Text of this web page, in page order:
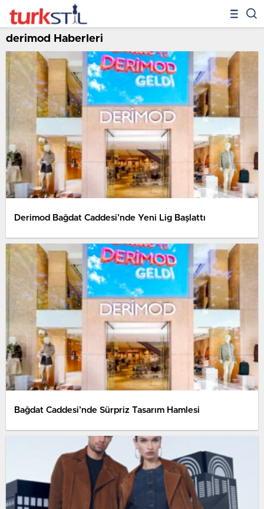
derimod Haberleri
Derimod Bağdat Caddesi’nde Yeni Lig Başlattı
Bağdat Caddesi’nde Sürpriz Tasarım Hamlesi